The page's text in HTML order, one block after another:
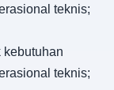
teknis;
kebutuhan
teknis;